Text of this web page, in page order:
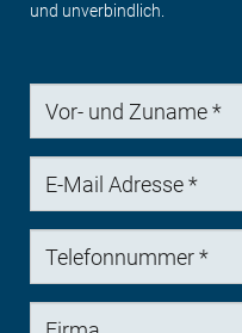
und unverbindlich.
und
Zuname
Mail
Adresse